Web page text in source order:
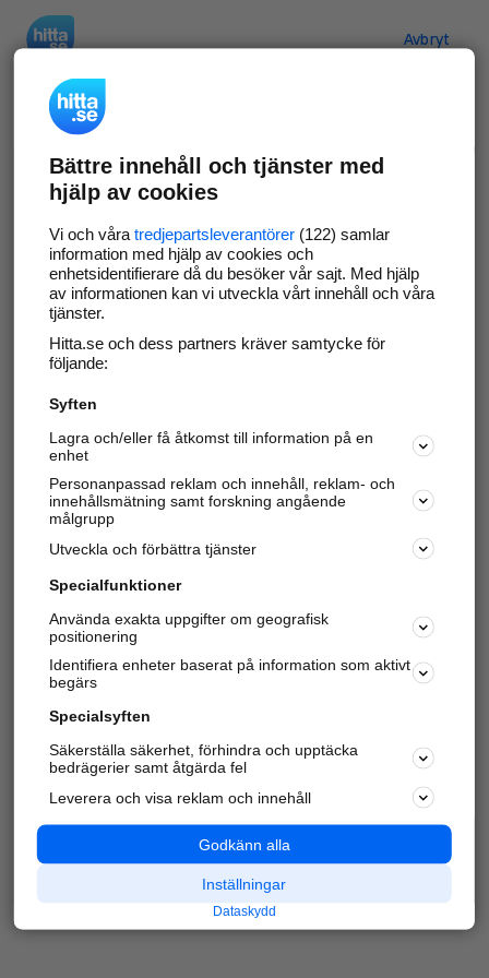
Avbryt
Verifiera ditt företag
Gör som 69 550företag
företagssida på hitta.se och syns bättre mot
kunder i ditt närområde. Helt kostnadsfritt.
Uppdatera din företagsinformation
Svara på och hantera dina omdömen
Har du redan verifierat ditt företag? Logga in
Varje vecka besöker du och4 miljoner
andra
härliga användare oss för att hitta rätt lokal
information om företag, privatpersoner och
platser.
Bättre innehåll och tjänster med
hjälp av cookies
Vi och våra tredjepartsleverantörer(122) samlar
information med hjälp av cookies och
enhetsidentifierare då du besöker vår sajt. Med hjälp
av informationen kan vi utveckla vårt innehåll och våra
tjänster.
Hitta.se och dess partners kräver samtycke för
följande:
Syften
Lagra och/eller få åtkomst till information på en
enhet
Personanpassad reklam och innehåll, reklam- och
innehållsmätning samt forskning angående
målgrupp
Utveckla och förbättra tjänster
Specialfunktioner
Använda exakta uppgifter om geografisk
positionering
Identifiera enheter baserat på information som aktivt
begärs
Specialsyften
Säkerställa säkerhet, förhindra och upptäcka
bedrägerier samt åtgärda fel
Leverera och visa reklam och innehåll
Godkänn alla
Inställningar
Dataskydd